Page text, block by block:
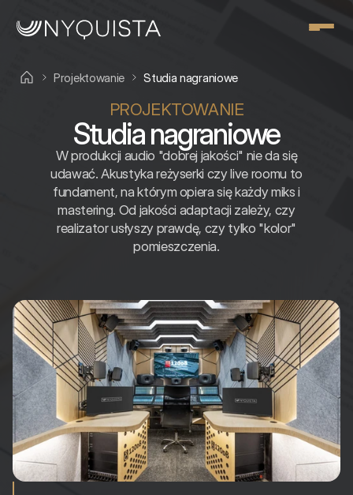
PROJEKTOWANIE
Studia nagraniowe
W produkcji audio "dobrej jakości" nie da się
udawać. Akustyka reżyserki czy live roomu to
fundament, na którym opiera się każdy miks i
mastering. Od jakości adaptacji zależy, czy
realizator usłyszy prawdę, czy tylko "kolor"
pomieszczenia.
Projektowanie Studia nagraniowe